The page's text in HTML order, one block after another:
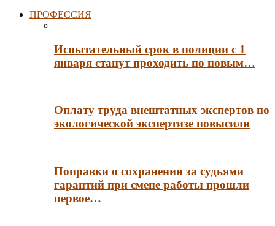
ПРОФЕССИЯ
Испытательный срок в полиции с 1
января станут проходить по новым…
Оплату труда внештатных экспертов по
экологической экспертизе повысили
Поправки о сохранении за судьями
гарантий при смене работы прошли
первое…